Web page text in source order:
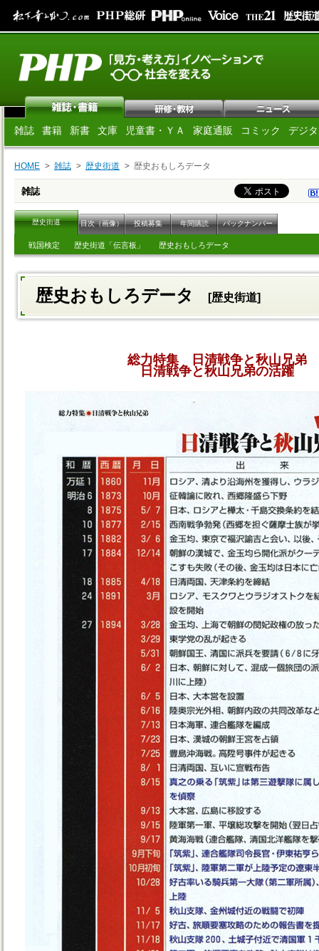
雑誌 書籍 新書 文庫 児童書・ＹＡ 家庭通販 コミック デジ
HOME 雑誌 歴史街道 歴史おもしろデータ
雑誌
歴史街道 目次（画像） 投稿募集 年間購読 バックナンバー
戦国検定 歴史街道「伝言板」 歴史おもしろデータ
歴史おもしろデータ [歴史街道]
総力特集 日清戦争と秋山兄弟
日清戦争と秋山兄弟の活躍